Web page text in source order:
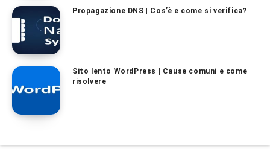
Propagazione DNS | Cos’è e come si verifica?
Sito lento WordPress | Cause comuni e come
risolvere